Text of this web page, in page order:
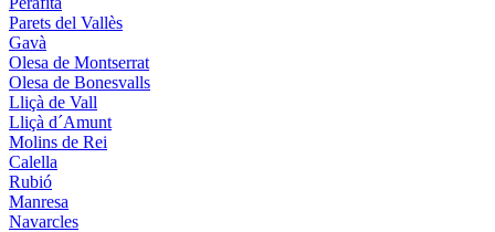
Parets del Vallès
Gavà
Olesa de Montserrat
Olesa de Bonesvalls
Lliçà de Vall
Lliçà d´Amunt
Molins de Rei
Calella
Rubió
Manresa
Navarcles